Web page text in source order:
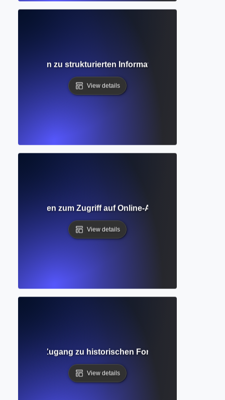
Leitfaden zu strukturierten Informationssystemen für
View details
Leitfaden zum Zugriff auf Online-Akademische
View details
für den Zugang zu historischen Forschungen und die
View details